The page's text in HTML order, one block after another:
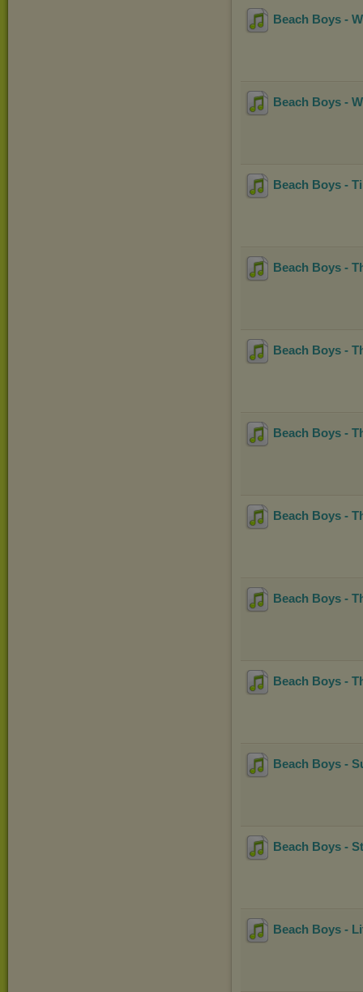
Beach Boys -
Beach Boys -
Beach Boys -
Beach Boys -
Beach Boys -
Beach Boys -
Beach Boys -
Beach Boys -
Beach Boys -
Beach Boys -
Beach Boys -
Beach Boys -